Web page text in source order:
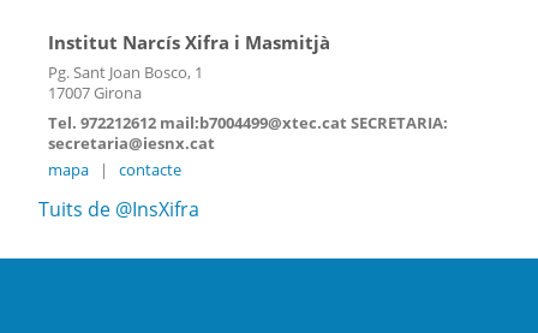
Institut Narcís Xifra i Masmitjà
Pg. Sant Joan Bosco, 1
17007 Girona
Tel. 972212612 mail:b7004499@xtec.cat SECRETARIA:
secretaria@iesnx.cat
mapa
| contacte
Tuits de @InsXifra